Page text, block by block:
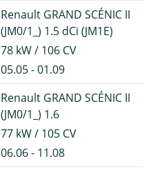
Renault GRAND SCÉNIC II
(JM0/1_) 1.5 dCi (JM1E)
78 kW / 106 CV
05.05 - 01.09
Renault GRAND SCÉNIC II
(JM0/1_) 1.6
77 kW / 105 CV
06.06 - 11.08